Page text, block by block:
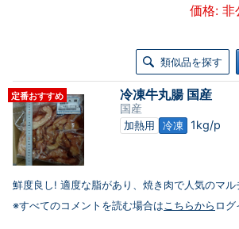
価格: 非
類似品を探す
定番おすすめ 冷凍牛丸腸 国産
国産
加熱用 冷凍 1kg/p
鮮度良し! 適度な脂があり、焼き肉で人気のマル
※すべてのコメントを読む場合はこちらから ログ